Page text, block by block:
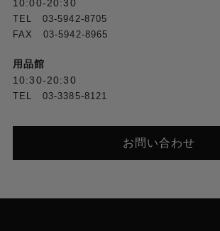
10:00-20:30
TEL 03-5942-8705
FAX 03-5942-8965
用品館
10:30-20:30
TEL 03-3385-8121
お問い合わせ